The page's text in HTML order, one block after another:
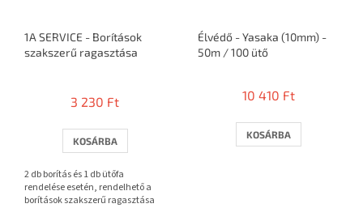
1A SERVICE - Borítások
szakszerű ragasztása
átlagos
5-
ből
csillag.
3 230 Ft
KOSÁRBA
2 db borítás és 1 db ütőfa
rendelése esetén, rendelhető a
borítások szakszerű ragasztása
Élvédő - Yasaka (10mm) -
50m / 100 ütő
10 410 Ft
KOSÁRBA